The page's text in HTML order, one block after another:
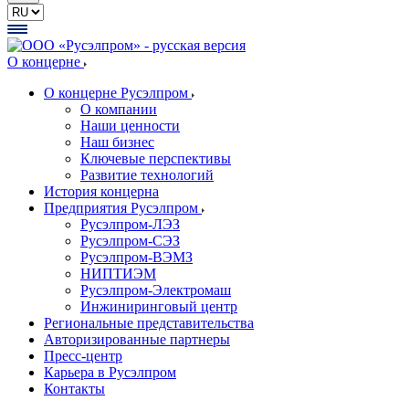
О концерне
О концерне Русэлпром
О компании
Наши ценности
Наш бизнес
Ключевые перспективы
Развитие технологий
История концерна
Предприятия Русэлпром
Русэлпром-ЛЭЗ
Русэлпром-СЭЗ
Русэлпром-ВЭМЗ
НИПТИЭМ
Русэлпром-Электромаш
Инжиниринговый центр
Региональные представительства
Авторизированные партнеры
Пресс-центр
Карьера в Русэлпром
Контакты